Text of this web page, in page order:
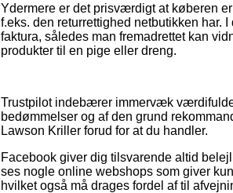
Ydermere er det prisværdigt at køberen
f.eks. den returrettighed netbutikken har.
faktura, således man fremadrettet kan
produkter til en pige eller dreng.
Trustpilot indebærer immervæk
bedømmelser og af den grund
Lawson Kriller forud for at du handler.
Facebook giver dig tilsvarende altid
ses nogle online webshops som giver
hvilket også må drages fordel af til